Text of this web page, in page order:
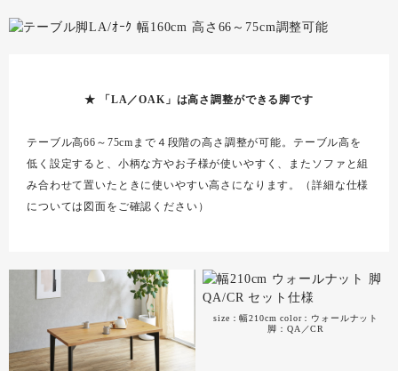
★ 「LA／OAK」は高さ調整ができる脚です
テーブル高66～75cmまで４段階の高さ調整が可能。テーブル高を
低く設定すると、小柄な方やお子様が使いやすく、またソファと組
み合わせて置いたときに使いやすい高さになります。（詳細な仕様
については図面をご確認ください）
size：幅210cm color：ウォールナット
脚：QA／CR